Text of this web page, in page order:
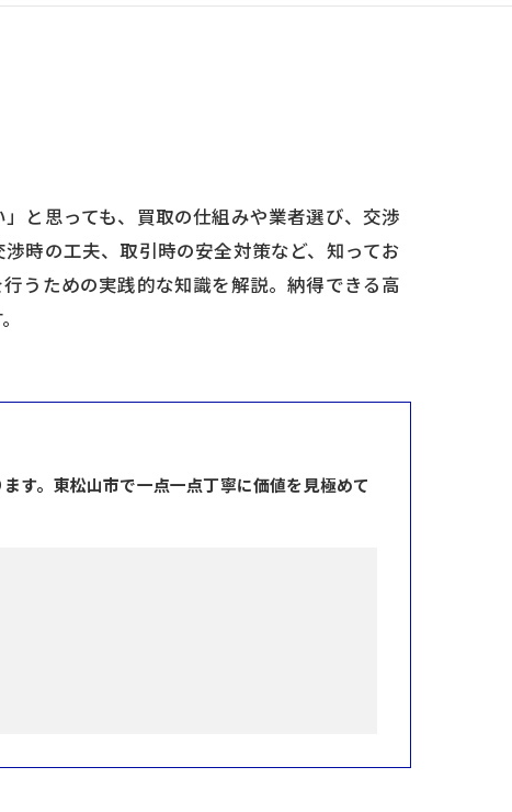
と思っても、買取の仕組みや業者選び、交渉
時の工夫、取引時の安全対策など、知ってお
うための実践的な知識を解説。納得できる高
す。東松山市で一点一点丁寧に価値を見極めて